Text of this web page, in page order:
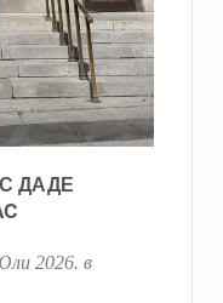
ДАДЕ
2026. в